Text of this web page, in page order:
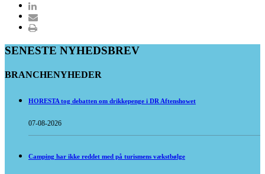
SENESTE NYHEDSBREV
BRANCHENYHEDER
HORESTA tog debatten om drikkepenge i DR Aftenshowet
07-08-2026
Camping har ikke reddet med på turismens vækstbølge